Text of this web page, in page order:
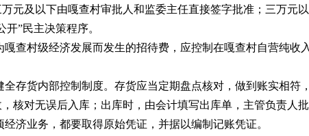
及以下由嘎查村审批人和监委主任直接签字批准；三万元
”民主决策程序。
村级经济发展而发生的招待费，应控制在嘎查村自营纯收
货内部控制制度。存货应当定期盘点核对，做到账实相符
核对无误后入库；出库时，由会计填写出库单，主管负责人
业务，都要取得原始凭证，并据以编制记账凭证。